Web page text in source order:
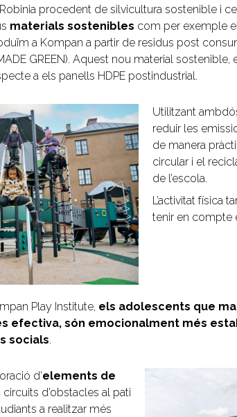
procedent de silvicultura sostenible i
materials sostenibles com per exemple
a Kompan a partir de residus post
GREEN). Aquest nou material sostenible,
a els panells HDPE postindustrial.
Utilitzant
reduir les
de manera
circular i el
de l’escola.
L’activitat física
tenir en compte
Play Institute, els adolescents que
efectiva, són emocionalment més
socials.
d’elements de
d’obstacles al pati
a realitzar més